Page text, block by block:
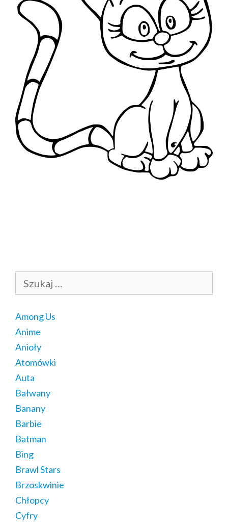
Among Us
Anime
Anioły
Atomówki
Auta
Bałwany
Banany
Barbie
Batman
Bing
Brawl Stars
Brzoskwinie
Chłopcy
Cyfry